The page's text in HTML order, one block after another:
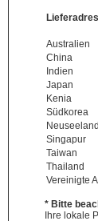
Australien
China
Indien
Japan
Kenia
Südkorea
Neuseeland
Singapur
Taiwan
Thailand
Vereinigte
* Bitte
Ihre lokale